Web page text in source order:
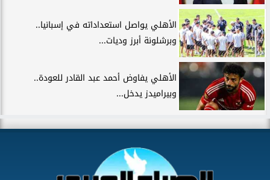
الأهلي يواصل استعداداته في إسبانيا..
وبرشلونة أبرز وديات...
الأهلي يفاوض أحمد عبد القادر للعودة..
وبيراميدز يدخل...